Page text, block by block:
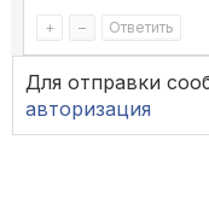
+ – Ответить
Для отправки
авторизация